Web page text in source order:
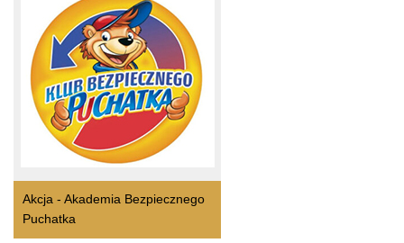
Akcja - Akademia Bezpiecznego
Puchatka